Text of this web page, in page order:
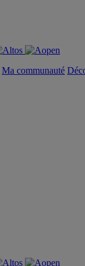
Ma communauté